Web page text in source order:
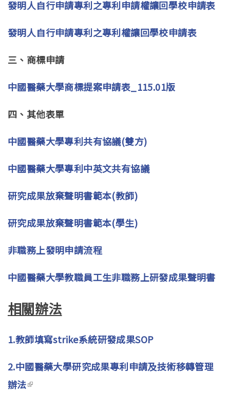
發明人自行申請專利之專利申請權讓回學校申請表
發明人自行申請專利之專利權讓回學校申請表
三、商標申請
中國醫藥大學商標提案申請表_115.01版
四、其他表單
中國醫藥大學專利共有協議(雙方)
中國醫藥大學專利中英文共有協議
研究成果放棄聲明書範本(教師)
研究成果放棄聲明書範本(學生)
非職務上發明申請流程
中國醫藥大學教職員工生非職務上研發成果聲明書
相關辦法
1.教師填寫strike系統研發成果SOP
2.中國醫藥大學研究成果專利申請及技術移轉管理
辦法(link is external)